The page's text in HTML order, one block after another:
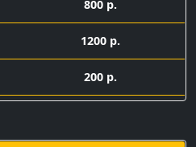
800 р.
1200 р.
200 р.